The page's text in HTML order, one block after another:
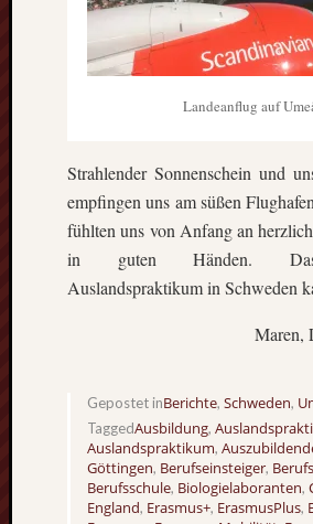
Landeanflug auf
Strahlender Sonnenschein und
empfingen uns am süßen
fühlten uns von Anfang an
in guten Händen. Das
Auslandspraktikum in Schweden
Maren,
Gepostet inBerichte, Schweden,
TaggedAusbildung,
Auslandspraktikum,
Göttingen, Berufseinsteiger,
Berufsschule, Biologielaboranten,
England, Erasmus+, ErasmusPlus,